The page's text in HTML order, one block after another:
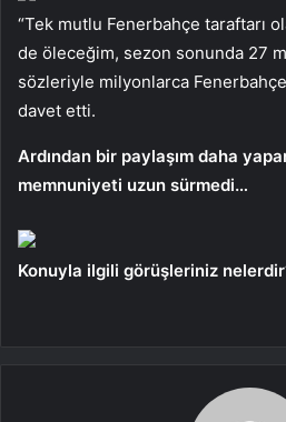
“Tek mutlu Fenerbahçe taraftarı
de öleceğim, sezon sonunda 27
sözleriyle milyonlarca
davet etti.
Ardından bir paylaşım daha
memnuniyeti uzun sürmedi…
Konuyla ilgili görüşleriniz